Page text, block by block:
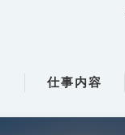
仕事内容